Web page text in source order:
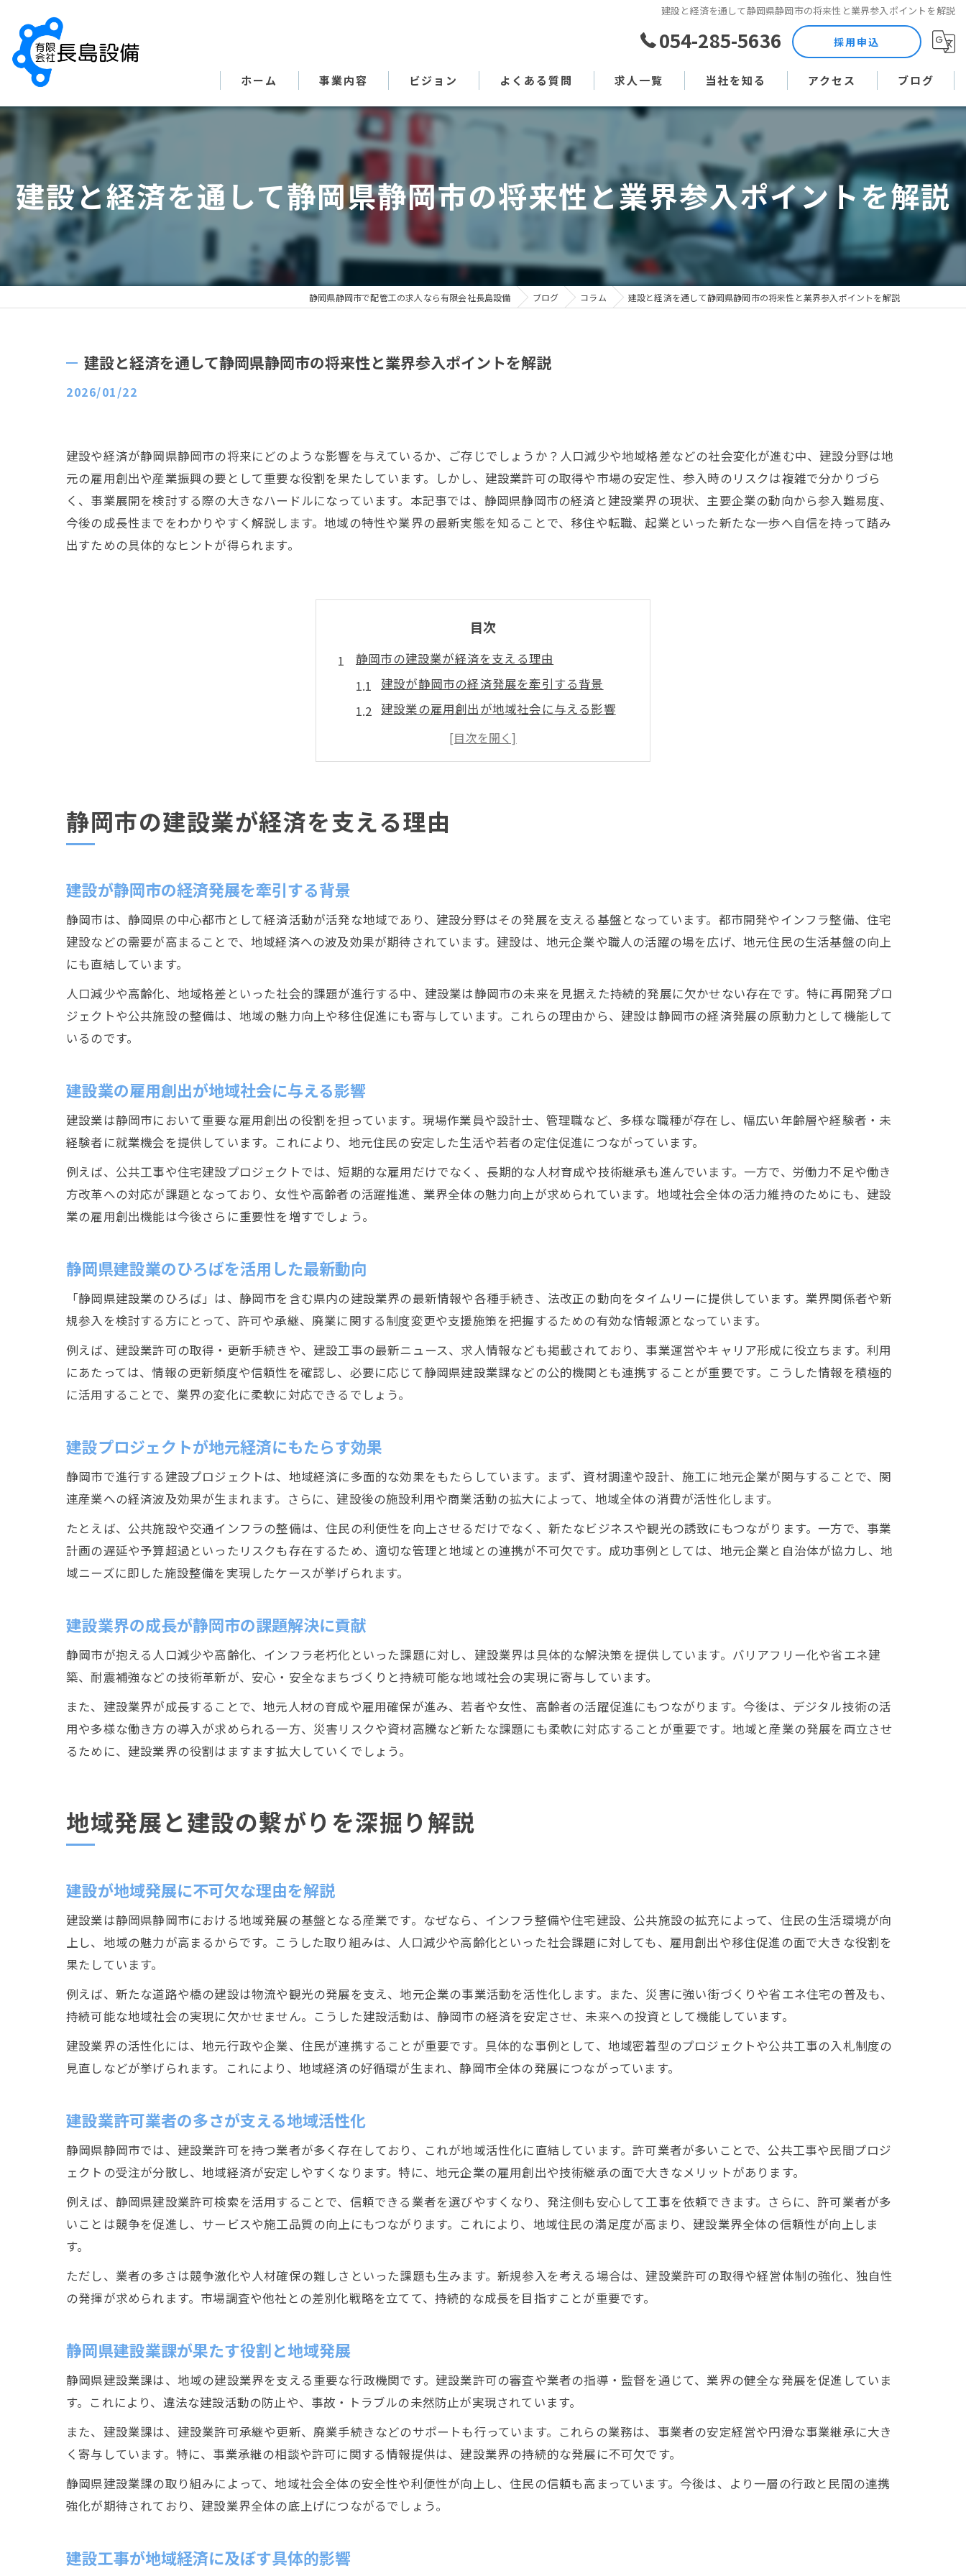
建設と経済を通して静岡県静岡市の将来性と業界参入ポイントを解説
054-285-5636 採用申込
ホーム 事業内容 ビジョン よくある質問 求人一覧 当社を知る
土木作業員
現場監督
未経験
直行直帰
アクセス ブログ
コラム
建設と経済を通して静岡県静岡市の将来性と業界参入ポイントを解説
静岡県静岡市で配管工の求人なら有限会社長島設備 ブログ コラム 建設と経済を通して静岡県静岡市の将来性と業界参入ポイントを解説
建設と経済を通して静岡県静岡市の将来性と業界参入ポイントを解説
2026/01/22
建設や経済が静岡県静岡市の将来にどのような影響を与えているか、ご存じでしょうか？人口減少や地域格差などの社会変化が進む中、建設分野は地
元の雇用創出や産業振興の要として重要な役割を果たしています。しかし、建設業許可の取得や市場の安定性、参入時のリスクは複雑で分かりづら
く、事業展開を検討する際の大きなハードルになっています。本記事では、静岡県静岡市の経済と建設業界の現状、主要企業の動向から参入難易度、
今後の成長性までをわかりやすく解説します。地域の特性や業界の最新実態を知ることで、移住や転職、起業といった新たな一歩へ自信を持って踏み
出すための具体的なヒントが得られます。
目次
静岡市の建設業が経済を支える理由
建設が静岡市の経済発展を牽引する背景
建設業の雇用創出が地域社会に与える影響
静岡県建設業のひろばを活用した最新動向
建設プロジェクトが地元経済にもたらす効果
地域発展と建設の繋がりを深掘り解説
建設が地域発展に不可欠な理由を解説
建設工事が地域経済に及ぼす具体的影響
建設と地域社会の持続的な発展を考える
静岡市建設業界の現状と経済成長の関係
建設分野で注目される最新技術や動向
参入を目指すなら知りたい建設許可の基礎
建設業許可取得の基礎知識と申請の流れ
建設業許可承継で注意すべき点とは
静岡市建設分野の強みと今後の展望を探る
静岡県建築の実績と将来の成長可能性
建設分野の事例から見る将来展望
建設業界全体の課題と静岡市の対応策
建設現場で想定される問題事例と対処法
建設許可承継や廃業時の手続きの重要性
静岡市の建設業が経済を支える理由
建設が静岡市の経済発展を牽引する背景
静岡市は、静岡県の中心都市として経済活動が活発な地域であり、建設分野はその発展を支える基盤となっています。都市開発やインフラ整備、住宅
建設などの需要が高まることで、地域経済への波及効果が期待されています。建設は、地元企業や職人の活躍の場を広げ、地元住民の生活基盤の向上
にも直結しています。
人口減少や高齢化、地域格差といった社会的課題が進行する中、建設業は静岡市の未来を見据えた持続的発展に欠かせない存在です。特に再開発プロ
ジェクトや公共施設の整備は、地域の魅力向上や移住促進にも寄与しています。これらの理由から、建設は静岡市の経済発展の原動力として機能して
いるのです。
建設業の雇用創出が地域社会に与える影響
建設業は静岡市において重要な雇用創出の役割を担っています。現場作業員や設計士、管理職など、多様な職種が存在し、幅広い年齢層や経験者・未
経験者に就業機会を提供しています。これにより、地元住民の安定した生活や若者の定住促進につながっています。
例えば、公共工事や住宅建設プロジェクトでは、短期的な雇用だけでなく、長期的な人材育成や技術継承も進んでいます。一方で、労働力不足や働き
方改革への対応が課題となっており、女性や高齢者の活躍推進、業界全体の魅力向上が求められています。地域社会全体の活力維持のためにも、建設
業の雇用創出機能は今後さらに重要性を増すでしょう。
静岡県建設業のひろばを活用した最新動向
「静岡県建設業のひろば」は、静岡市を含む県内の建設業界の最新情報や各種手続き、法改正の動向をタイムリーに提供しています。業界関係者や新
規参入を検討する方にとって、許可や承継、廃業に関する制度変更や支援施策を把握するための有効な情報源となっています。
例えば、建設業許可の取得・更新手続きや、建設工事の最新ニュース、求人情報なども掲載されており、事業運営やキャリア形成に役立ちます。利用
にあたっては、情報の更新頻度や信頼性を確認し、必要に応じて静岡県建設業課などの公的機関とも連携することが重要です。こうした情報を積極的
に活用することで、業界の変化に柔軟に対応できるでしょう。
建設プロジェクトが地元経済にもたらす効果
静岡市で進行する建設プロジェクトは、地域経済に多面的な効果をもたらしています。まず、資材調達や設計、施工に地元企業が関与することで、関
連産業への経済波及効果が生まれます。さらに、建設後の施設利用や商業活動の拡大によって、地域全体の消費が活性化します。
たとえば、公共施設や交通インフラの整備は、住民の利便性を向上させるだけでなく、新たなビジネスや観光の誘致にもつながります。一方で、事業
計画の遅延や予算超過といったリスクも存在するため、適切な管理と地域との連携が不可欠です。成功事例としては、地元企業と自治体が協力し、地
域ニーズに即した施設整備を実現したケースが挙げられます。
建設業界の成長が静岡市の課題解決に貢献
静岡市が抱える人口減少や高齢化、インフラ老朽化といった課題に対し、建設業界は具体的な解決策を提供しています。バリアフリー化や省エネ建
築、耐震補強などの技術革新が、安心・安全なまちづくりと持続可能な地域社会の実現に寄与しています。
また、建設業界が成長することで、地元人材の育成や雇用確保が進み、若者や女性、高齢者の活躍促進にもつながります。今後は、デジタル技術の活
用や多様な働き方の導入が求められる一方、災害リスクや資材高騰など新たな課題にも柔軟に対応することが重要です。地域と産業の発展を両立させ
るために、建設業界の役割はますます拡大していくでしょう。
地域発展と建設の繋がりを深掘り解説
建設が地域発展に不可欠な理由を解説
建設業は静岡県静岡市における地域発展の基盤となる産業です。なぜなら、インフラ整備や住宅建設、公共施設の拡充によって、住民の生活環境が向
上し、地域の魅力が高まるからです。こうした取り組みは、人口減少や高齢化といった社会課題に対しても、雇用創出や移住促進の面で大きな役割を
果たしています。
例えば、新たな道路や橋の建設は物流や観光の発展を支え、地元企業の事業活動を活性化します。また、災害に強い街づくりや省エネ住宅の普及も、
持続可能な地域社会の実現に欠かせません。こうした建設活動は、静岡市の経済を安定させ、未来への投資として機能しています。
建設業界の活性化には、地元行政や企業、住民が連携することが重要です。具体的な事例として、地域密着型のプロジェクトや公共工事の入札制度の
見直しなどが挙げられます。これにより、地域経済の好循環が生まれ、静岡市全体の発展につながっています。
建設業許可業者の多さが支える地域活性化
静岡県静岡市では、建設業許可を持つ業者が多く存在しており、これが地域活性化に直結しています。許可業者が多いことで、公共工事や民間プロジ
ェクトの受注が分散し、地域経済が安定しやすくなります。特に、地元企業の雇用創出や技術継承の面で大きなメリットがあります。
例えば、静岡県建設業許可検索を活用することで、信頼できる業者を選びやすくなり、発注側も安心して工事を依頼できます。さらに、許可業者が多
いことは競争を促進し、サービスや施工品質の向上にもつながります。これにより、地域住民の満足度が高まり、建設業界全体の信頼性が向上しま
す。
ただし、業者の多さは競争激化や人材確保の難しさといった課題も生みます。新規参入を考える場合は、建設業許可の取得や経営体制の強化、独自性
の発揮が求められます。市場調査や他社との差別化戦略を立てて、持続的な成長を目指すことが重要です。
静岡県建設業課が果たす役割と地域発展
静岡県建設業課は、地域の建設業界を支える重要な行政機関です。建設業許可の審査や業者の指導・監督を通じて、業界の健全な発展を促進していま
す。これにより、違法な建設活動の防止や、事故・トラブルの未然防止が実現されています。
また、建設業課は、建設業許可承継や更新、廃業手続きなどのサポートも行っています。これらの業務は、事業者の安定経営や円滑な事業継承に大き
く寄与しています。特に、事業承継の相談や許可に関する情報提供は、建設業界の持続的な発展に不可欠です。
静岡県建設業課の取り組みによって、地域社会全体の安全性や利便性が向上し、住民の信頼も高まっています。今後は、より一層の行政と民間の連携
強化が期待されており、建設業界全体の底上げにつながるでしょう。
建設工事が地域経済に及ぼす具体的影響